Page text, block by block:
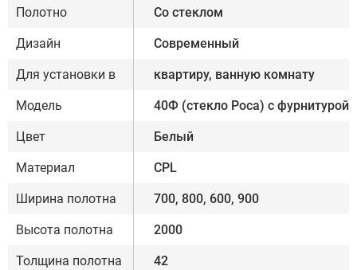
Полотно Со стеклом
Дизайн Современный
Для установки в квартиру, ванную комнату
Модель 40Ф (стекло Роса) с фурнитурой,
Цвет Белый
Материал CPL
Ширина полотна 700, 800, 600, 900
Высота полотна 2000
Толщина полотна 42